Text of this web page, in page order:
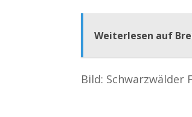
Weiterlesen auf
Bild: Schwarzwälder